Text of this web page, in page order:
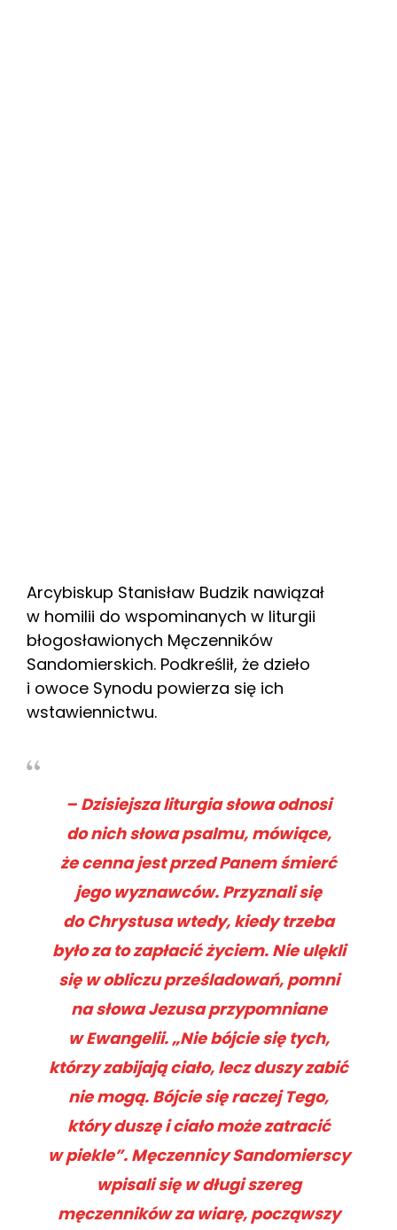
Arcybiskup Stanisław Budzik nawiązał
w homilii do wspominanych w liturgii
błogosławionych Męczenników
Sandomierskich. Podkreślił, że dzieło
i owoce Synodu powierza się ich
wstawiennictwu.
– Dzisiejsza liturgia słowa odnosi
do nich słowa psalmu, mówiące,
że cenna jest przed Panem śmierć
jego wyznawców. Przyznali się
do Chrystusa wtedy, kiedy trzeba
było za to zapłacić życiem. Nie ulękli
się w obliczu prześladowań, pomni
na słowa Jezusa przypomniane
w Ewangelii. „Nie bójcie się tych,
którzy zabijają ciało, lecz duszy zabić
nie mogą. Bójcie się raczej Tego,
który duszę i ciało może zatracić
w piekle”. Męczennicy Sandomierscy
wpisali się w długi szereg
męczenników za wiarę, począwszy